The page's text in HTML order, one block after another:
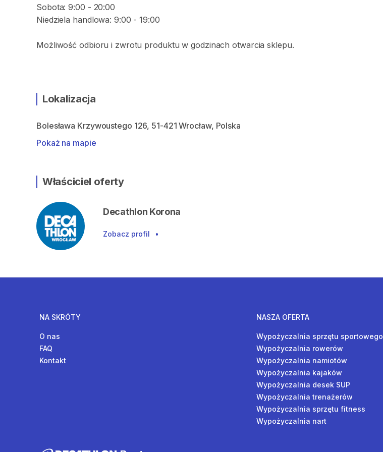
Sobota: 9:00 - 20:00
Niedziela handlowa: 9:00 - 19:00
Możliwość odbioru i zwrotu produktu w godzinach otwarcia sklepu.
Lokalizacja
Bolesława Krzywoustego 126, 51-421 Wrocław, Polska
Pokaż na mapie
Właściciel oferty
Decathlon Korona
Zobacz profil •
NA SKRÓTY
O nas
FAQ
Kontakt
NASZA OFERTA
Wypożyczalnia sprzętu sportowego
Wypożyczalnia rowerów
Wypożyczalnia namiotów
Wypożyczalnia kajaków
Wypożyczalnia desek SUP
Wypożyczalnia trenażerów
Wypożyczalnia sprzętu fitness
Wypożyczalnia nart